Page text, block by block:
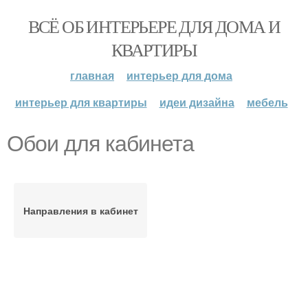
ВСЁ ОБ ИНТЕРЬЕРЕ ДЛЯ ДОМА И
КВАРТИРЫ
главная
интерьер для дома
интерьер для квартиры
идеи дизайна мебель
Обои для кабинета
Направления в кабинет